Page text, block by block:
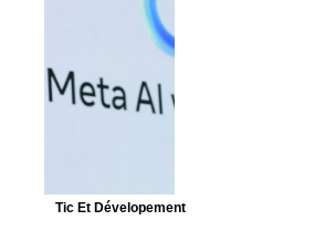
Tic Et Dévelopement